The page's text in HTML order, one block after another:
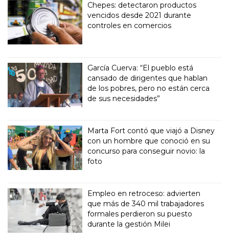
Chepes: detectaron productos
vencidos desde 2021 durante
controles en comercios
García Cuerva: “El pueblo está
cansado de dirigentes que hablan
de los pobres, pero no están cerca
de sus necesidades”
Marta Fort contó que viajó a Disney
con un hombre que conoció en su
concurso para conseguir novio: la
foto
Empleo en retroceso: advierten
que más de 340 mil trabajadores
formales perdieron su puesto
durante la gestión Milei